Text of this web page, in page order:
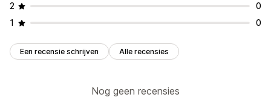
2
0
1
0
Een recensie schrijven Alle recensies
Nog geen recensies